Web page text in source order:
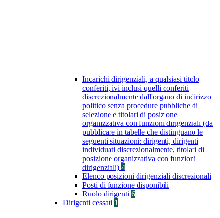
Incarichi dirigenziali, a qualsiasi titolo
conferiti, ivi inclusi quelli conferiti
discrezionalmente dall'organo di indirizzo
politico senza procedure pubbliche di
selezione e titolari di posizione
organizzativa con funzioni dirigenziali (da
pubblicare in tabelle che distinguano le
seguenti situazioni: dirigenti, dirigenti
individuati discrezionalmente, titolari di
posizione organizzativa con funzioni
dirigenziali) 4
Elenco posizioni dirigenziali discrezionali
Posti di funzione disponibili
Ruolo dirigenti 6
Dirigenti cessati 1